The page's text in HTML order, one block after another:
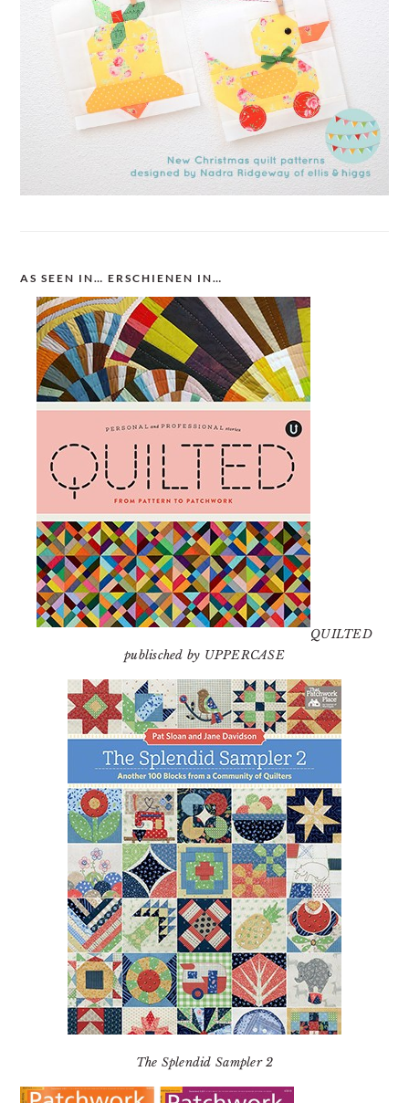
AS SEEN IN… ERSCHIENEN IN…
QUILTED
publisched by UPPERCASE
The Splendid Sampler 2